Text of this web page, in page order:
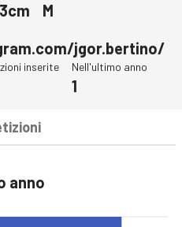
M
jgor.bertino/
inserite Nell'ultimo anno
1
anno